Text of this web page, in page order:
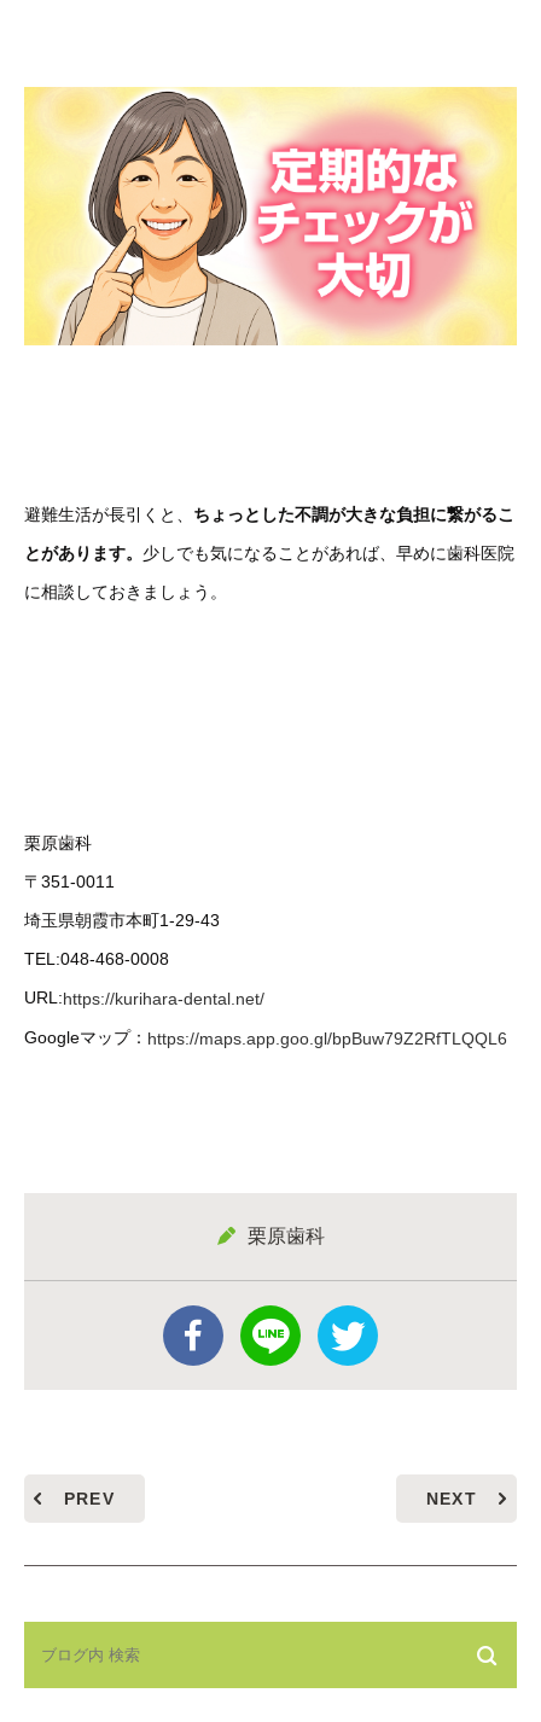
避難生活が長引くと、 ちょっとした不調が大きな負担に繋がるこ
とがあります。 少しでも気になることがあれば、早めに歯科医院
に相談しておきましょう。
栗原歯科
〒351-0011
埼玉県朝霞市本町1-29-43
TEL:048-468-0008
URL:https://kurihara-dental.net/
Googleマップ： https://maps.app.goo.gl/bpBuw79Z2RfTLQQL6
栗原歯科
PREV NEXT